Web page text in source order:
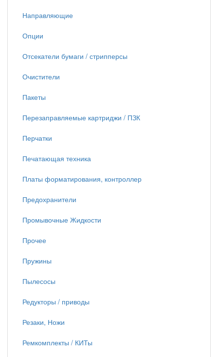
Направляющие
Опции
Отсекатели бумаги / стрипперсы
Очистители
Пакеты
Перезаправляемые картриджи / ПЗК
Перчатки
Печатающая техника
Платы форматирования, контроллер
Предохранители
Промывочные Жидкости
Прочее
Пружины
Пылесосы
Редукторы / приводы
Резаки, Ножи
Ремкомплекты / КИТы